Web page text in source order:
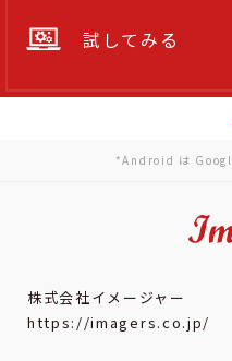
試してみる
*Android は
株式会社イメージャー
https://imagers.co.jp/